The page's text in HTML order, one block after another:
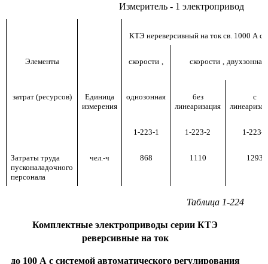
Измеритель - 1 электропривод
КТЭ нереверсивный на ток св. 1000 А с
Элементы скорости скорости двухзонная
затрат (ресурсов)
Единица
измерения
однозонная
без
линеаризация
с
1-223-1 1-223-2 1-223-3
Затраты труда
пусконаладочного
персонала
чел.-ч 868 1110 1293
Таблица 1-224
Комплектные электроприводы серии КТЭ
реверсивные на ток
до 100 А с системой автоматического регулирования